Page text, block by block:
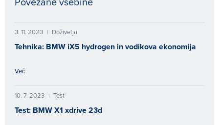
3. 11. 2023 | Doživetja
Tehnika: BMW iX5 hydrogen in vodikova ekonomija
Več
10. 7. 2023 | Test
Test: BMW X1 xdrive 23d